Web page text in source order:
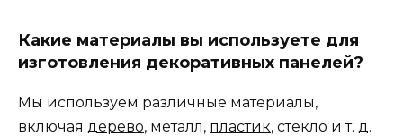
Какие материалы вы используете для
изготовления декоративных панелей?
Мы используем различные материалы,
включая дерево, металл, пластик, стекло и т. д.